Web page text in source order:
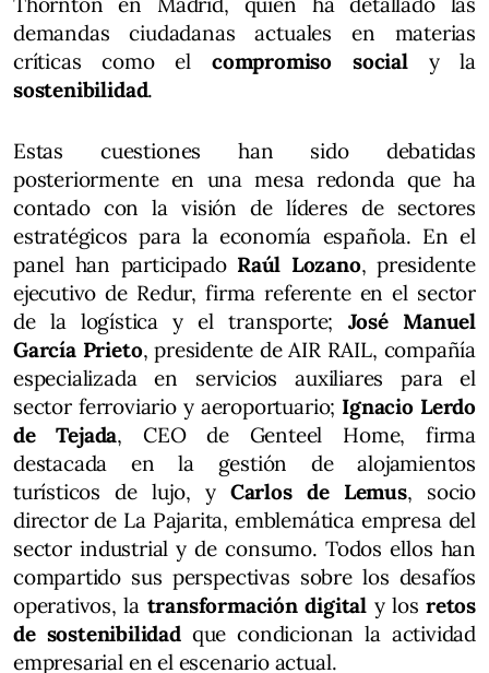
demandas ciudadanas actuales en materias
críticas como el compromiso socialy la
sostenibilidad.
Estas cuestiones han sido debatidas
posteriormente en una mesa redonda que ha
contado con la visión de líderes de sectores
estratégicos para la economía española. En el
panel han participado Raúl Lozano, presidente
ejecutivo de Redur, firma referente en el sector
de la logística y el transporte; José Manuel
García Prieto, presidente de AIR RAIL, compañía
especializada en servicios auxiliares para el
sector ferroviario y aeroportuario; Ignacio Lerdo
de Tejada, CEO de Genteel Home, firma
destacada en la gestión de alojamientos
turísticos de lujo, y Carlos de Lemus, socio
director de La Pajarita, emblemática empresa del
sector industrial y de consumo. Todos ellos han
compartido sus perspectivas sobre los desafíos
operativos, la transformación digital y los retos
de sostenibilidadque condicionan la actividad
empresarial en el escenario actual.